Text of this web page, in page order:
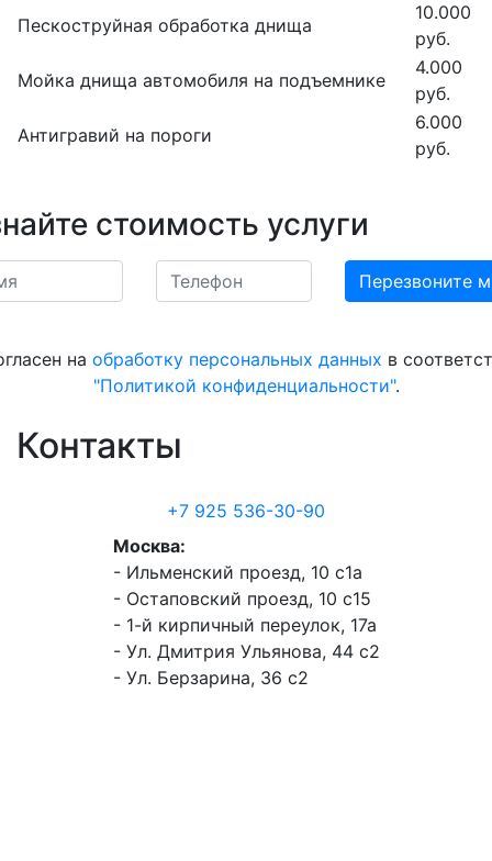
Пескоструйная обработка днища
10.000
руб.
Мойка днища автомобиля на подъемнике
4.000
руб.
Антигравий на пороги
6.000
руб.
стоимость услуги
на обработку персональных данных в
"Политикой конфиденциальности".
Контакты
+7 925 536-30-90
Москва:
- Ильменский проезд, 10 с1а
- Остаповский проезд, 10 с15
- 1-й кирпичный переулок, 17а
- Ул. Дмитрия Ульянова, 44 с2
- Ул. Берзарина, 36 с2